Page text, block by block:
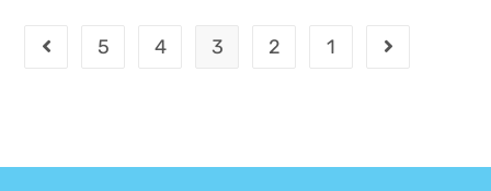
1
2
3
4
5